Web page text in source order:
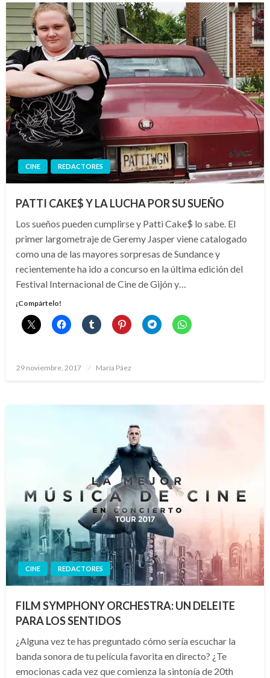
CINE REDACTORES
PATTI CAKE$ Y LA LUCHA POR SU SUEÑO
Los sueños pueden cumplirse y Patti Cake$ lo sabe. El
primer largometraje de Geremy Jasper viene catalogado
como una de las mayores sorpresas de Sundance y
recientemente ha ido a concurso en la última edición del
Festival Internacional de Cine de Gijón y…
¡Compártelo!
Publicado
29 noviembre, 2017 María Páez
CINE REDACTORES
FILM SYMPHONY ORCHESTRA: UN DELEITE
PARA LOS SENTIDOS
¿Alguna vez te has preguntado cómo sería escuchar la
banda sonora de tu película favorita en directo? ¿Te
emocionas cada vez que comienza la sintonía de 20th